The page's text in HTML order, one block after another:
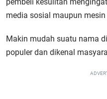
media sosial maupun
Makin mudah suatu nama
populer dan dikenal